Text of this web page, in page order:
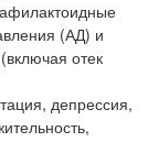
(АД) и
отек
депрессия,